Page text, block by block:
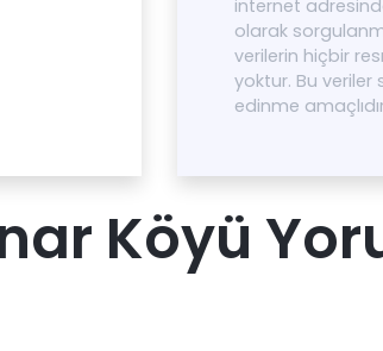
internet
olarak
verilerin hiçbir
yoktur. Bu veriler
edinme
Köyü